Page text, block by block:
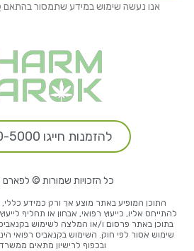
אנו נעשה שימוש במידע שתמסור בהתאם
להזמנות חייגו 09-830-5000
כל הזכויות שמורות © לפארם ירוק
התוכן המופיע באתר מוצע אך ורק כמידע כללי,
להתייחס אליו, כייעוץ רפואי, אבחון או תחליף
בתוכן באתר פרסום ו/או המלצה לשימוש
שימוש אסור לפי חוק. השימוש בקנאביס רפואי
ובכפוף לרישיון מתאים